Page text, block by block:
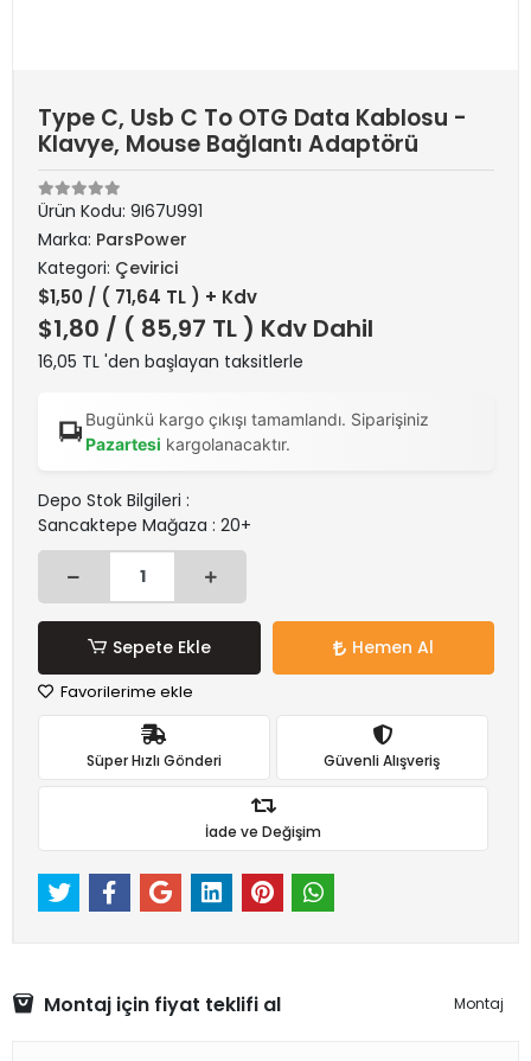
Type C, Usb C To OTG Data Kablosu -
Klavye, Mouse Bağlantı Adaptörü
Ürün Kodu: 9I67U991
Marka: ParsPower
Kategori: Çevirici
$1,50 / ( 71,64 TL ) + Kdv
$1,80 / ( 85,97 TL ) Kdv Dahil
16,05 TL 'den başlayan taksitlerle
Bugünkü kargo çıkışı tamamlandı. Siparişiniz
Pazartesi kargolanacaktır.
Depo Stok Bilgileri :
Sancaktepe Mağaza : 20+
Sepete Ekle Hemen Al
Favorilerime ekle
Süper Hızlı Gönderi Güvenli Alışveriş
İade ve Değişim
Montaj için fiyat teklifi al Montaj